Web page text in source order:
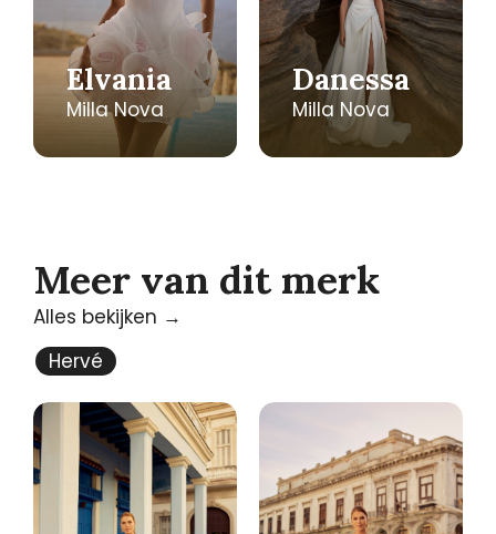
Elvania
Milla Nova
Danessa
Milla Nova
Meer van dit merk
Alles bekijken →
Hervé